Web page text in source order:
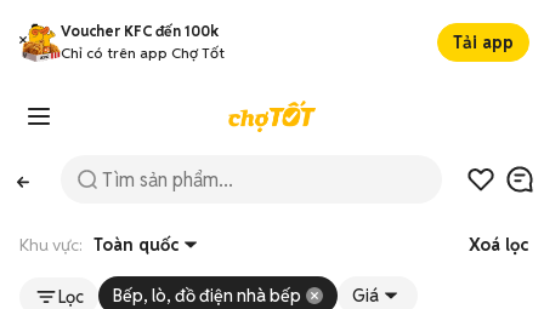
Voucher KFC đến 100k
Chỉ có trên app Chợ Tốt
Tải app
Khu vực: Toàn quốc Xoá lọc
Lọc Bếp, lò, đồ điện nhà bếp Giá